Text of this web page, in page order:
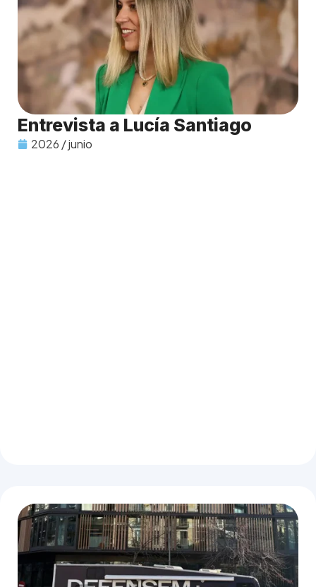
Entrevista a Lucía Santiago
2026 / junio